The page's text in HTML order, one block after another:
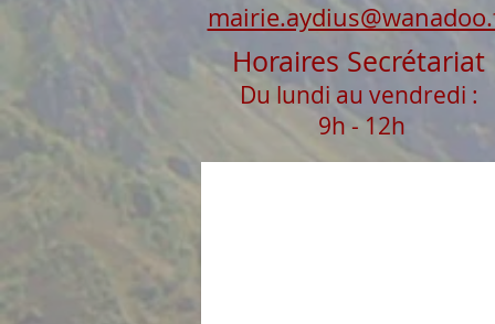
Horaires Secrétariat
Du lundi au vendredi :
9h - 12h